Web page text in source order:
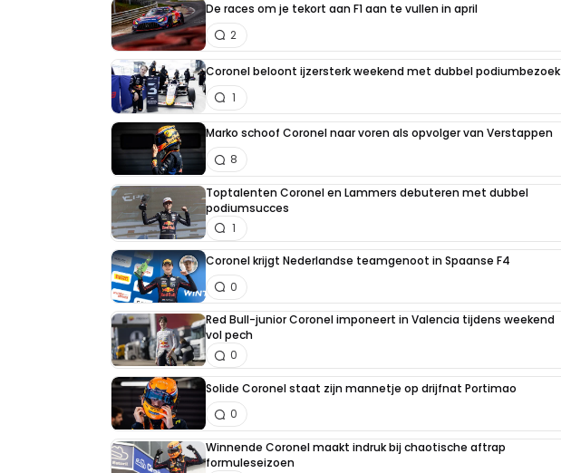
De races om je tekort aan F1 aan te vullen in april
2
Coronel beloont ijzersterk weekend met dubbel podiumbezoek
1
Marko schoof Coronel naar voren als opvolger van Verstappen
8
Toptalenten Coronel en Lammers debuteren met dubbel
podiumsucces
1
Coronel krijgt Nederlandse teamgenoot in Spaanse F4
0
Red Bull-junior Coronel imponeert in Valencia tijdens weekend
vol pech
0
Solide Coronel staat zijn mannetje op drijfnat Portimao
0
Winnende Coronel maakt indruk bij chaotische aftrap
formuleseizoen